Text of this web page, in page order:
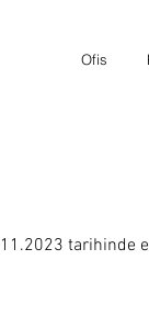
Ofis
tarihinde